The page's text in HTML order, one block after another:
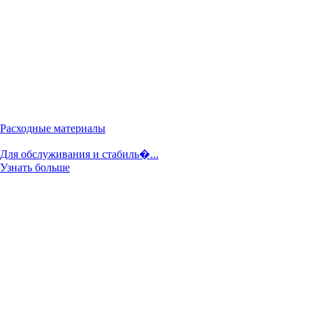
Расходные материалы
Для обслуживания и стабиль�...
Узнать больше